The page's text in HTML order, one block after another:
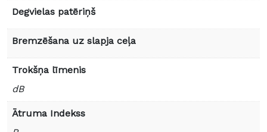
Degvielas patēriņš
Bremzēšana uz slapja ceļa
Trokšņa līmenis
dB
Ātruma Indekss